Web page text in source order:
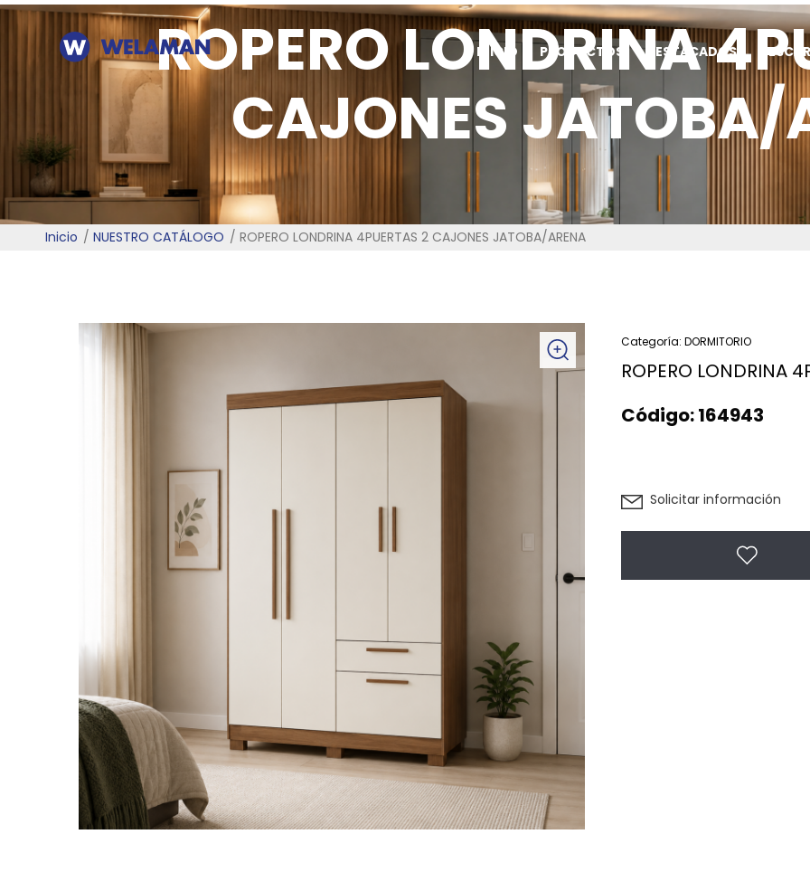
INICIO PRODUCTOS DESTACADOS
ROPERO LONDRINA
CAJONES JATOBA/
Inicio NUESTRO CATÁLOGO ROPERO LONDRINA 4PUERTAS 2 CAJONES JATOBA/ARENA
Categoría: DORMITORIO
ROPERO LONDRINA
Código:164943
Solicitar información